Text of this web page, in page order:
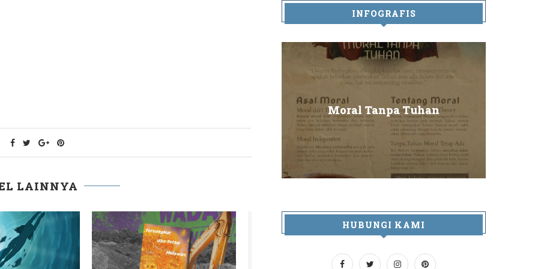
LAINNYA
INFOGRAFIS
Panda
Moral Tanpa Tuhan
HUBUNGI KAMI